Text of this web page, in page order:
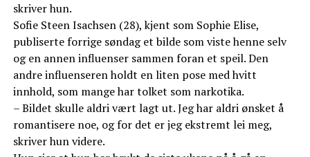
skriver hun.
Sofie Steen Isachsen (28), kjent som Sophie Elise,
publiserte forrige søndag et bilde som viste henne selv
og en annen influenser sammen foran et speil. Den
andre influenseren holdt en liten pose med hvitt
innhold, som mange har tolket som narkotika.
– Bildet skulle aldri vært lagt ut. Jeg har aldri ønsket å
romantisere noe, og for det er jeg ekstremt lei meg,
skriver hun videre.